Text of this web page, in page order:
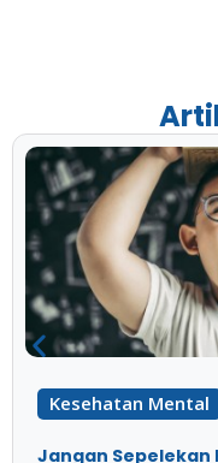
Kesehatan Mental
Jangan Sepelekan